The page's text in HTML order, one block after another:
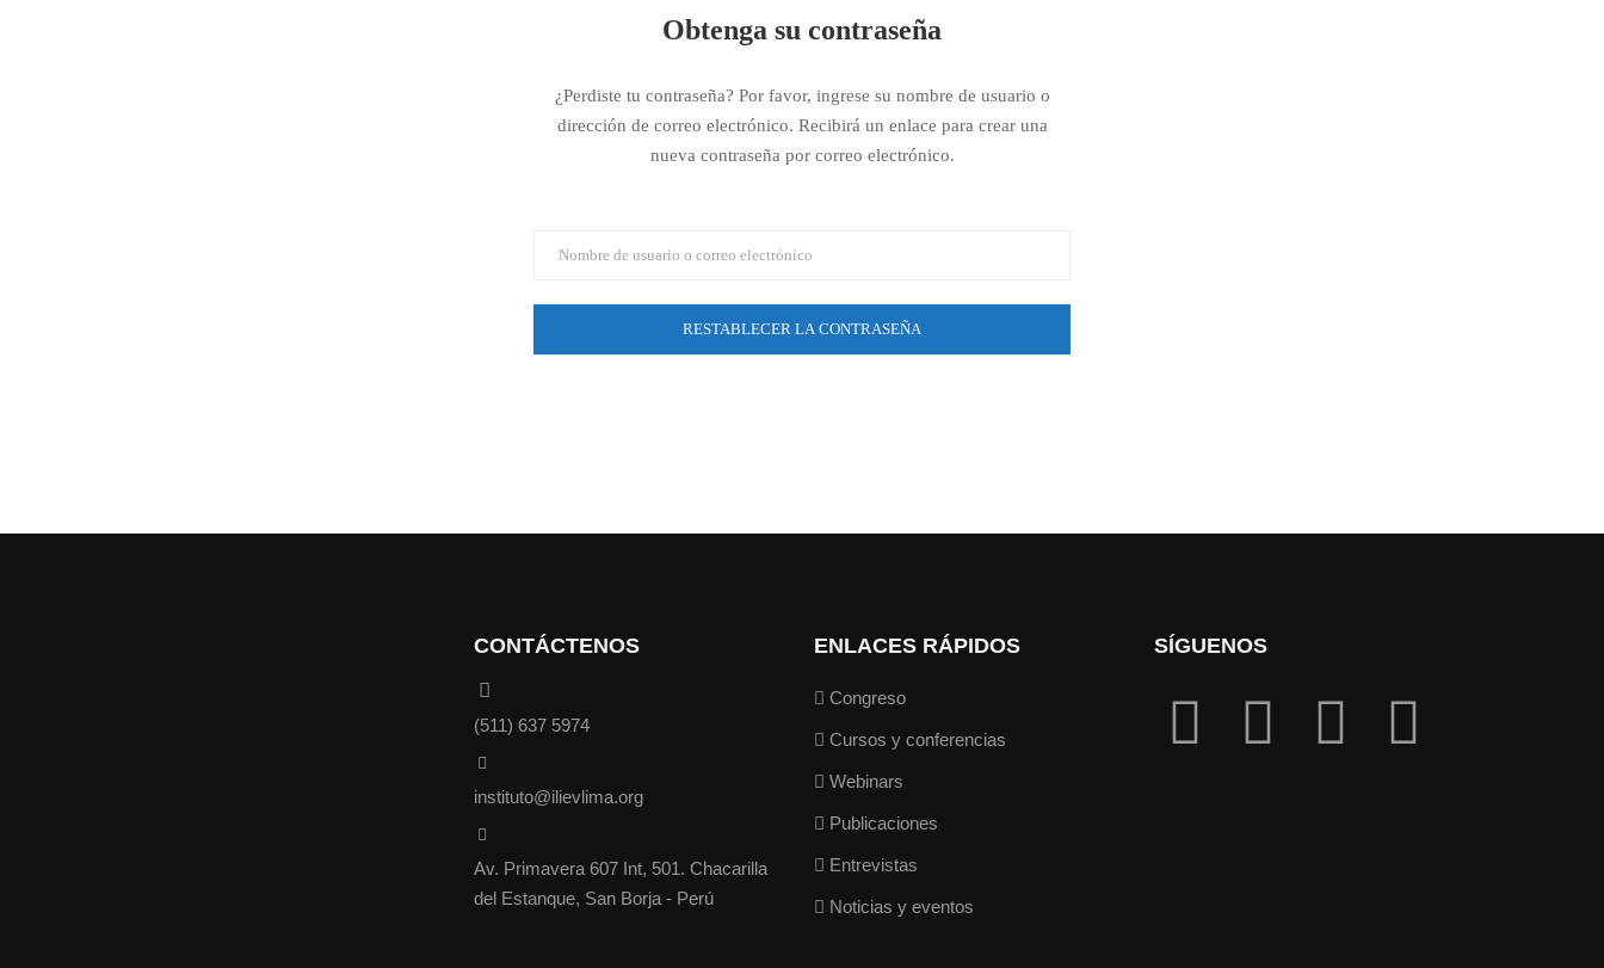
Obtenga su contraseña
¿Perdiste tu contraseña? Por favor, ingrese su nombre de usuario o
dirección de correo electrónico. Recibirá un enlace para crear una
nueva contraseña por correo electrónico.
CONTÁCTENOS
(511) 637 5974
instituto@ilievlima.org
Av. Primavera 607 Int, 501. Chacarilla
del Estanque, San Borja - Perú
ENLACES RÁPIDOS
Congreso
Cursos y conferencias
Webinars
Publicaciones
Entrevistas
Noticias y eventos
SÍGUENOS